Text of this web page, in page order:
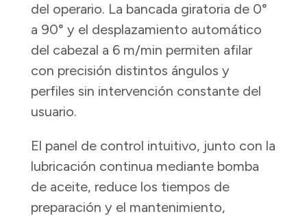
del operario. La bancada giratoria de 0°
a 90° y el desplazamiento automático
del cabezal a 6 m/min permiten afilar
con precisión distintos ángulos y
perfiles sin intervención constante del
usuario.
El panel de control intuitivo, junto con la
lubricación continua mediante bomba
de aceite, reduce los tiempos de
preparación y el mantenimiento,